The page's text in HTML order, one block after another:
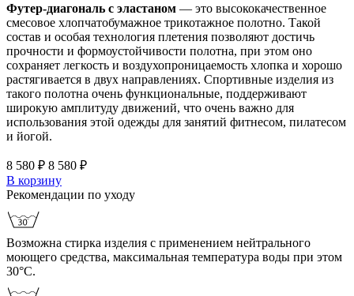
Футер-диагональ с эластаном — это высококачественное
смесовое хлопчатобумажное трикотажное полотно. Такой
состав и особая технология плетения позволяют достичь
прочности и формоустойчивости полотна, при этом оно
сохраняет легкость и воздухопроницаемость хлопка и хорошо
растягивается в двух направлениях. Спортивные изделия из
такого полотна очень функциональные, поддерживают
широкую амплитуду движений, что очень важно для
использования этой одежды для занятий фитнесом, пилатесом
и йогой.
8 580 ₽ 8 580 ₽
В корзину
Рекомендации по уходу
Возможна стирка изделия с применением нейтрального
моющего средства, максимальная температура воды при этом
30°С.